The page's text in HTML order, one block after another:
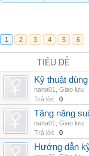
1 2 3 4 5 6
TIÊU ĐỀ
Kỹ thuật
nana01
Giao lưu
Trả lời:
0
Tăng năng
nana01
Giao lưu
Trả lời:
0
Hướng dẫn